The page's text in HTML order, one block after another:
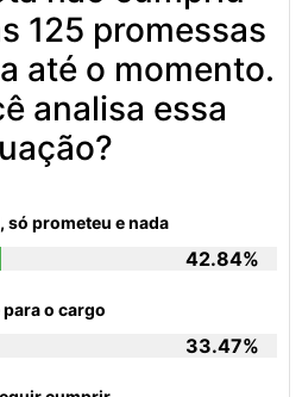
125 promessas
até o momento.
analisa essa
só prometeu e nada
42.84%
o cargo
33.47%